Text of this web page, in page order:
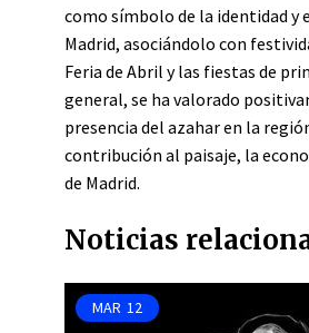
como símbolo de la identidad y
Madrid, asociándolo con
Feria de Abril y las fiestas de
general, se ha valorado
presencia del azahar en la
contribución al paisaje, la
de Madrid.
Noticias
MAR 12